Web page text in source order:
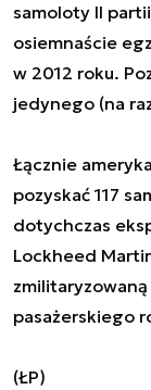
samoloty II
osiemnaście
w 2012 roku.
jedynego (na
Łącznie
pozyskać 117
dotychczas
Lockheed
pasażerskiego
(ŁP)